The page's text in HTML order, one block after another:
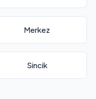
Merkez
Sincik